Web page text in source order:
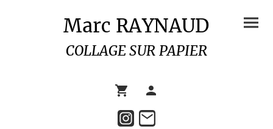
Marc RAYNAUD
COLLAGE SUR PAPIER